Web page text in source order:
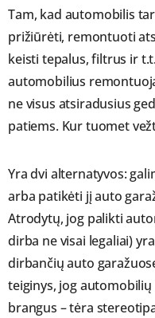
Tam, kad automobilis
prižiūrėti, remontuoti
keisti tepalus, filtrus ir
automobilius
ne visus atsiradusius
patiems. Kur tuomet
Yra dvi alternatyvos:
arba patikėti jį auto
Atrodytų, jog palikti
dirba ne visai legaliai)
dirbančių auto
teiginys, jog
brangus – tėra